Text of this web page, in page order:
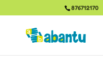
876712170